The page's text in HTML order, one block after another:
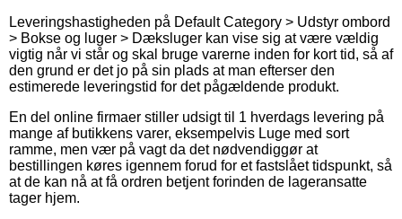
Leveringshastigheden på Default Category > Udstyr ombord
> Bokse og luger > Dæksluger kan vise sig at være vældig
vigtig når vi står og skal bruge varerne inden for kort tid, så af
den grund er det jo på sin plads at man efterser den
estimerede leveringstid for det pågældende produkt.
En del online firmaer stiller udsigt til 1 hverdags levering på
mange af butikkens varer, eksempelvis Luge med sort
ramme, men vær på vagt da det nødvendiggør at
bestillingen køres igennem forud for et fastslået tidspunkt, så
at de kan nå at få ordren betjent forinden de lageransatte
tager hjem.